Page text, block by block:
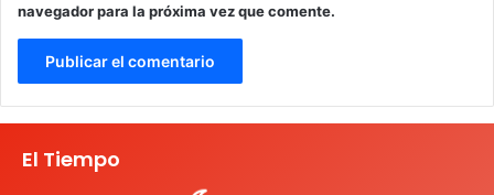
navegador para la próxima vez que comente.
El Tiempo